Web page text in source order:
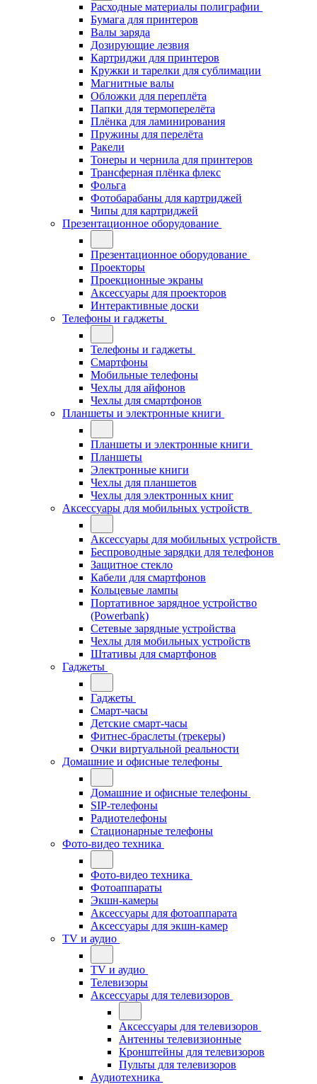
Расходные материалы полиграфии
Бумага для принтеров
Валы заряда
Дозирующие лезвия
Картриджи для принтеров
Кружки и тарелки для сублимации
Магнитные валы
Обложки для переплёта
Папки для термоперелёта
Плёнка для ламинирования
Пружины для перелёта
Ракели
Тонеры и чернила для принтеров
Трансферная плёнка флекс
Фольга
Фотобарабаны для картриджей
Чипы для картриджей
Презентационное оборудование
Презентационное оборудование
Проекторы
Проекционные экраны
Аксессуары для проекторов
Интерактивные доски
Телефоны и гаджеты
Телефоны и гаджеты
Смартфоны
Мобильные телефоны
Чехлы для айфонов
Чехлы для смартфонов
Планшеты и электронные книги
Планшеты и электронные книги
Планшеты
Электронные книги
Чехлы для планшетов
Чехлы для электронных книг
Аксессуары для мобильных устройств
Аксессуары для мобильных устройств
Беспроводные зарядки для телефонов
Защитное стекло
Кабели для смартфонов
Кольцевые лампы
Портативное зарядное устройство
(Powerbank)
Сетевые зарядные устройства
Чехлы для мобильных устройств
Штативы для смартфонов
Гаджеты
Гаджеты
Смарт-часы
Детские смарт-часы
Фитнес-браслеты (трекеры)
Очки виртуальной реальности
Домашние и офисные телефоны
Домашние и офисные телефоны
SIP-телефоны
Радиотелефоны
Стационарные телефоны
Фото-видео техника
Фото-видео техника
Фотоаппараты
Экшн-камеры
Аксессуары для фотоаппарата
Аксессуары для экшн-камер
TV и аудио
TV и аудио
Телевизоры
Аксессуары для телевизоров
Аксессуары для телевизоров
Антенны телевизионные
Кронштейны для телевизоров
Пульты для телевизоров
Аудиотехника